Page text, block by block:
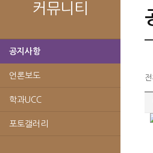
커뮤니티
공지사항
언론보도
학과UCC
포토갤러리
전